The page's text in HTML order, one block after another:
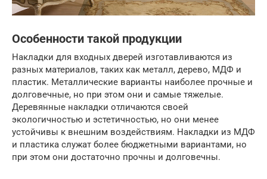
Особенности такой продукции
Накладки для входных дверей изготавливаются из
разных материалов, таких как металл, дерево, МДФ и
пластик. Металлические варианты наиболее прочные и
долговечные, но при этом они и самые тяжелые.
Деревянные накладки отличаются своей
экологичностью и эстетичностью, но они менее
устойчивы к внешним воздействиям. Накладки из МДФ
и пластика служат более бюджетными вариантами, но
при этом они достаточно прочны и долговечны.